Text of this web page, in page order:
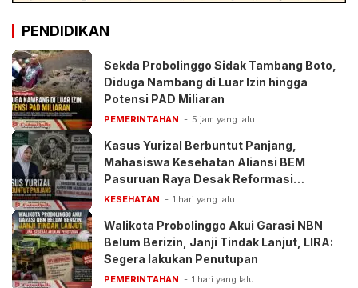
PENDIDIKAN
Sekda Probolinggo Sidak Tambang Boto,
Diduga Nambang di Luar Izin hingga
Potensi PAD Miliaran
PEMERINTAHAN 5 jam yang lalu
Kasus Yurizal Berbuntut Panjang,
Mahasiswa Kesehatan Aliansi BEM
Pasuruan Raya Desak Reformasi
Pelayanan BPJS
KESEHATAN 1 hari yang lalu
Walikota Probolinggo Akui Garasi NBN
Belum Berizin, Janji Tindak Lanjut, LIRA:
Segera lakukan Penutupan
PEMERINTAHAN 1 hari yang lalu